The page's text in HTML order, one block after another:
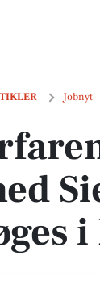
Jobnyt
Erfaren